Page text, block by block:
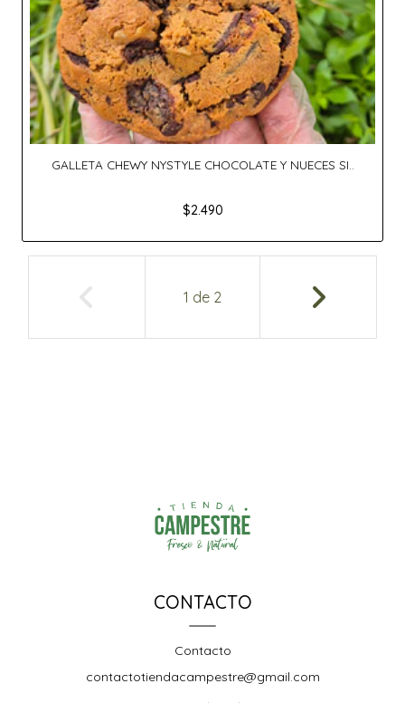
GALLETA CHEWY NYSTYLE CHOCOLATE Y NUECES SI..
$2.490
1 de 2
CONTACTO
Contacto
contactotiendacampestre@gmail.com